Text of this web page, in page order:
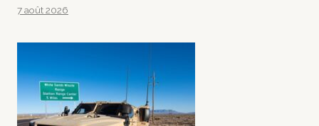
7 août 2026